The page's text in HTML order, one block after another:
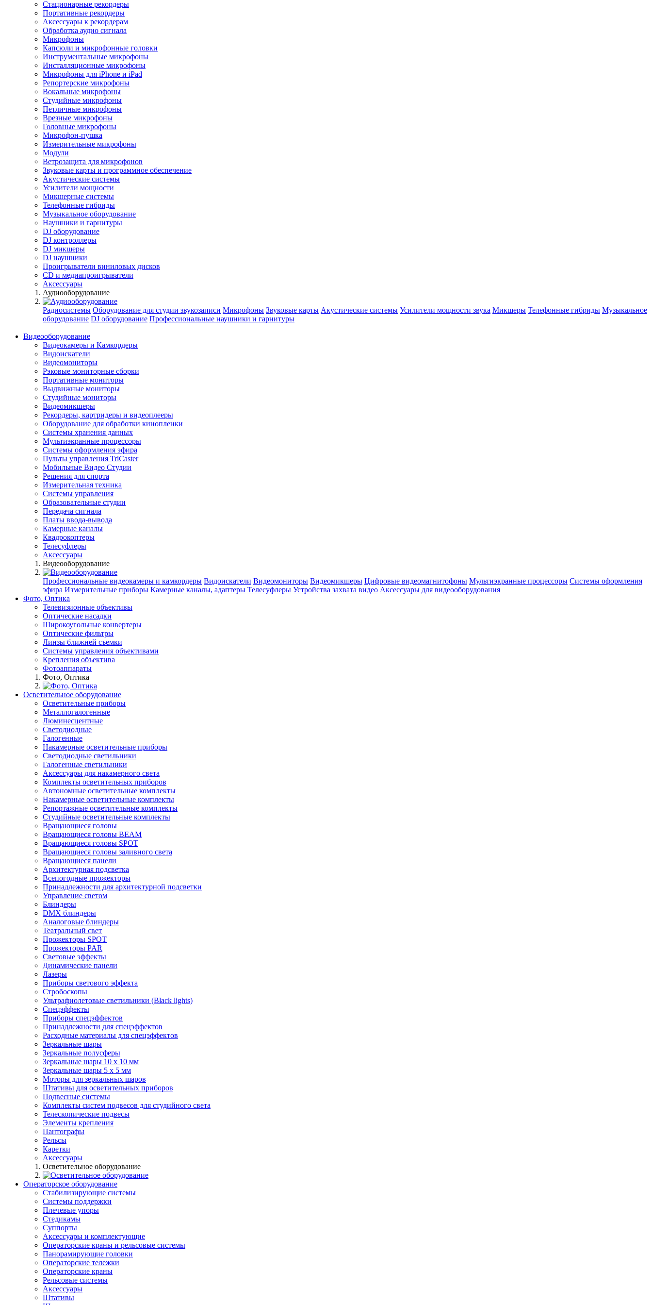
Стационарные рекордеры
Портативные рекордеры
Аксессуары к рекордерам
Обработка аудио сигнала
Микрофоны
Капсюли и микрофонные головки
Инструментальные микрофоны
Инсталляционные микрофоны
Микрофоны для iPhone и iPad
Репортерские микрофоны
Вокальные микрофоны
Студийные микрофоны
Петличные микрофоны
Врезные микрофоны
Головные микрофоны
Микрофон-пушка
Измерительные микрофоны
Модули
Ветрозащита для микрофонов
Звуковые карты и программное обеспечение
Акустические системы
Усилители мощности
Микшерные системы
Телефонные гибриды
Музыкальное оборудование
Наушники и гарнитуры
DJ оборудование
DJ контроллеры
DJ микшеры
DJ наушники
Проигрыватели виниловых дисков
СD и медиапроигрыватели
Аксессуары
Аудиооборудование
Радиосистемы Оборудование для студии звукозаписи Микрофоны Звуковые карты Акустические системы Усилители мощности звука Микшеры Телефонные гибриды Музыкальное
оборудование DJ оборудование Профессиональные наушники и гарнитуры
Видеооборудование
Видеокамеры и Камкордеры
Видоискатели
Видеомониторы
Рэковые мониторные сборки
Портативные мониторы
Выдвижные мониторы
Студийные мониторы
Видеомикшеры
Рекордеры, картридеры и видеоплееры
Оборудование для обработки кинопленки
Системы хранения данных
Мультиэкранные процессоры
Системы оформления эфира
Пульты управления TriCaster
Мобильные Видео Студии
Решения для спорта
Измерительная техника
Системы управления
Образовательные студии
Передача сигнала
Платы ввода-вывода
Камерные каналы
Квадрокоптеры
Телесуфлеры
Аксессуары
Видеооборудование
Профессиональные видеокамеры и камкордеры Видоискатели Видеомониторы Видеомикшеры Цифровые видеомагнитофоны Мультиэкранные процессоры Системы оформления
эфира Измерительные приборы Камерные каналы, адаптеры Телесуфлеры Устройства захвата видео Аксессуары для видеооборудования
Фото, Оптика
Телевизионные объективы
Оптические насадки
Широкоугольные конвертеры
Оптические фильтры
Линзы ближней съемки
Системы управления объективами
Крепления объектива
Фотоаппараты
Фото, Оптика
Осветительное оборудование
Осветительные приборы
Металлогалогенные
Люминесцентные
Светодиодные
Галогенные
Накамерные осветительные приборы
Светодиодные светильники
Галогенные светильники
Аксессуары для накамерного света
Комплекты осветительных приборов
Автономные осветительные комплекты
Накамерные осветительные комплекты
Репортажные осветительные комплекты
Студийные осветительные комплекты
Вращающиеся головы
Вращающиеся головы BEAM
Вращающиеся головы SPOT
Вращающиеся головы заливного света
Вращающиеся панели
Архитектурная подсветка
Всепогодные прожекторы
Принадлежности для архитектурной подсветки
Управление светом
Блиндеры
DMX блиндеры
Аналоговые блиндеры
Театральный свет
Прожекторы SPOT
Прожекторы PAR
Световые эффекты
Динамические панели
Лазеры
Приборы светового эффекта
Стробоскопы
Ультрафиолетовые светильники (Black lights)
Спецэффекты
Приборы спецэффектов
Принадлежности для спецэффектов
Расходные материалы для спецэффектов
Зеркальные шары
Зеркальные полусферы
Зеркальные шары 10 х 10 мм
Зеркальные шары 5 х 5 мм
Моторы для зеркальных шаров
Штативы для осветительных приборов
Подвесные системы
Комплекты систем подвесов для студийного света
Телескопические подвесы
Элементы крепления
Пантографы
Рельсы
Каретки
Аксессуары
Осветительное оборудование
Операторское оборудование
Стабилизирующие системы
Системы поддержки
Плечевые упоры
Стедикамы
Суппорты
Аксессуары и комплектующие
Операторские краны и рельсовые системы
Панорамирующие головки
Операторские тележки
Операторские краны
Рельсовые системы
Аксессуары
Штативы